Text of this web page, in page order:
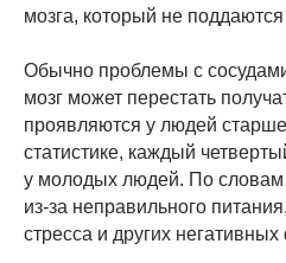
мозга, который не
Обычно проблемы с
мозг может перестать
проявляются у людей
статистике, каждый
у молодых людей. По словам
из-за неправильного
стресса и других